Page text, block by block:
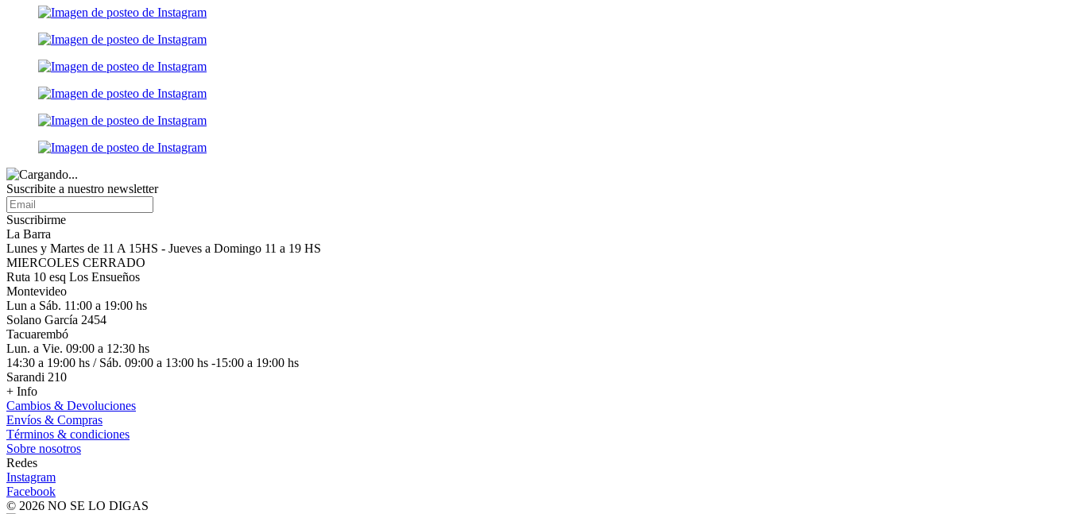
Suscribite a nuestro newsletter
Suscribirme
La Barra
Lunes y Martes de 11 A 15HS - Jueves a Domingo 11 a 19 HS
MIERCOLES CERRADO
Ruta 10 esq Los Ensueños
Montevideo
Lun a Sáb. 11:00 a 19:00 hs
Solano García 2454
Tacuarembó
Lun. a Vie. 09:00 a 12:30 hs
14:30 a 19:00 hs / Sáb. 09:00 a 13:00 hs -15:00 a 19:00 hs
Sarandi 210
+ Info
Cambios & Devoluciones
Envíos & Compras
Términos & condiciones
Sobre nosotros
Redes
Instagram
Facebook
© 2026 NO SE LO DIGAS